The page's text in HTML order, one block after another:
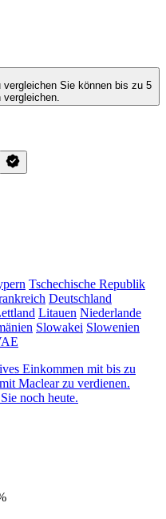
vergleichen Sie können bis zu 5
Tschechische Republik
Deutschland
Litauen Niederlande
Slowakei Slowenien
Einkommen mit bis zu
Maclear zu verdienen.
noch heute.